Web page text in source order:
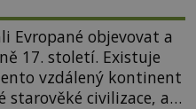
Evropané objevovat a
17. století. Existuje
vzdálený kontinent
civilizace, a